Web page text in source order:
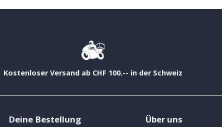
Kostenloser Versand ab CHF 100.-- in der Schweiz
Deine Bestellung Über uns